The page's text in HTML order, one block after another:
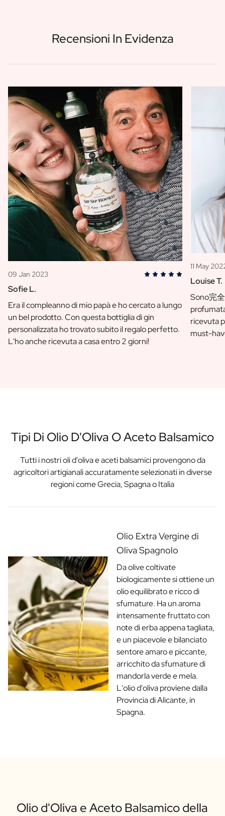
Recensioni In Evidenza
09 Jan 2023
Sofie L.
Era il compleanno di mio papà e ho cercato a lungo
un bel prodotto. Con questa bottiglia di gin
personalizzata ho trovato subito il regalo perfetto.
L'ho anche ricevuta a casa entro 2 giorni!
11 May
Louise T.
Sono完
ricevuta
must-
Tipi Di Olio D'Oliva O Aceto Balsamico
Tutti i nostri oli d'oliva e aceti balsamici provengono da
agricoltori artigianali accuratamente selezionati in diverse
regioni come Grecia, Spagna o Italia
Olio Extra Vergine di
Oliva Spagnolo
Da olive coltivate
biologicamente si ottiene un
olio equilibrato e ricco di
sfumature. Ha un aroma
intensamente fruttato con
note di erba appena tagliata,
e un piacevole e bilanciato
sentore amaro e piccante,
arricchito da sfumature di
mandorla verde e mela.
L'olio d'oliva proviene dalla
Provincia di Alicante, in
Spagna.
Olio d'Oliva e Aceto Balsamico della